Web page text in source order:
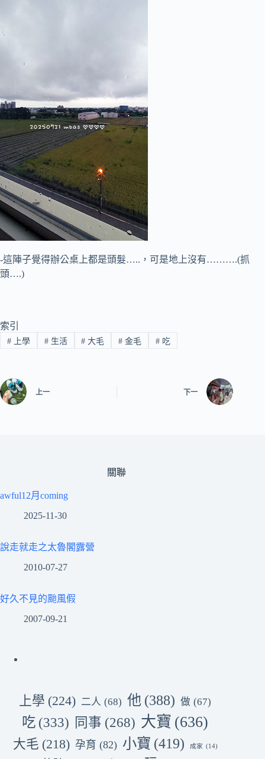
-這陣子覺得辦公桌上都是頭髮…..，可是地上沒有……….(抓
頭….)
索引
#上學 #生活 # 大毛 # 金毛 # 吃
上一 下一
關聯
awful12月coming
2025-11-30
說走就走之太魯閣露營
2010-07-27
好久不見的颱風假
2007-09-21
上學 (224) 二人 (68) 他 (388) 做 (67)
吃 (333) 同事 (268) 大寶 (636)
大毛 (218) 孕育 (82) 小寶 (419) 成家 (14)